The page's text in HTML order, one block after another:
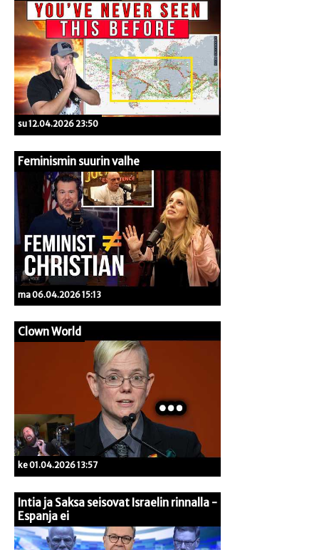
su 12.04.2026 23:50
Feminismin suurin valhe
ma 06.04.2026 15:13
Clown World
ke 01.04.2026 13:57
Intia ja Saksa seisovat Israelin rinnalla -
Espanja ei